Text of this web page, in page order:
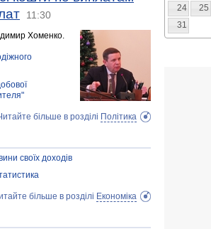
11:30
Хоменко.
більше в розділі Політика
своїх доходів
більше в розділі Економіка
24
25
31